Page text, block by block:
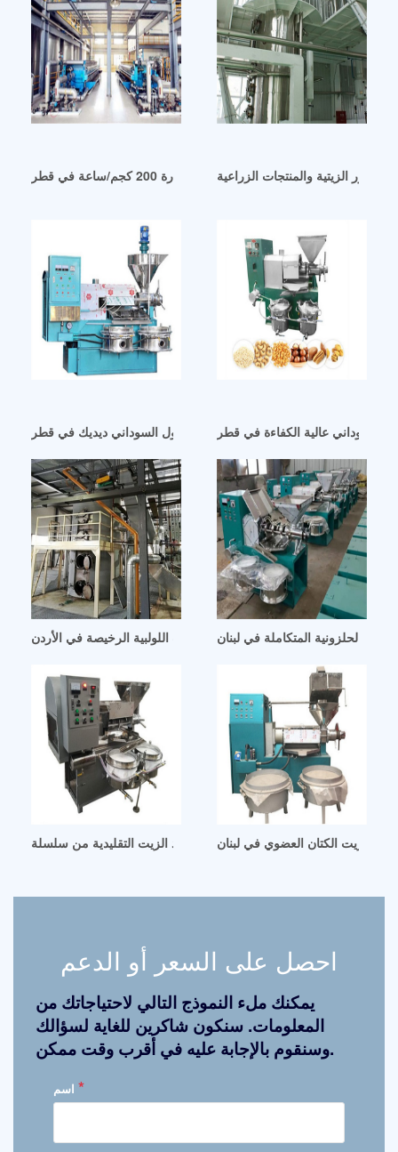
مصنع جديد لإنتاج زيت الفول السوداني بقدرة 200 كجم/ساعة في قطر
البذور الزيتية والمنتجات الزراعية
منظور على خط إنتاج زيت الفول السوداني ديديك في قطر
السوداني عالية الكفاءة في قطر
شراء منتجات آلة مطحنة الزيت اللولبية الرخيصة في الأردن
الحلزونية المتكاملة في لبنان
قائمة أسعار آلة طرد الزيت التقليدية من سلسلة zx بغداد
طيف زيت الكتان العضوي في لبنان
احصل على السعر أو الدعم
يمكنك ملء النموذج التالي لاحتياجاتك من
المعلومات. سنكون شاكرين للغاية لسؤالك
وسنقوم بالإجابة عليه في أقرب وقت ممكن.
*